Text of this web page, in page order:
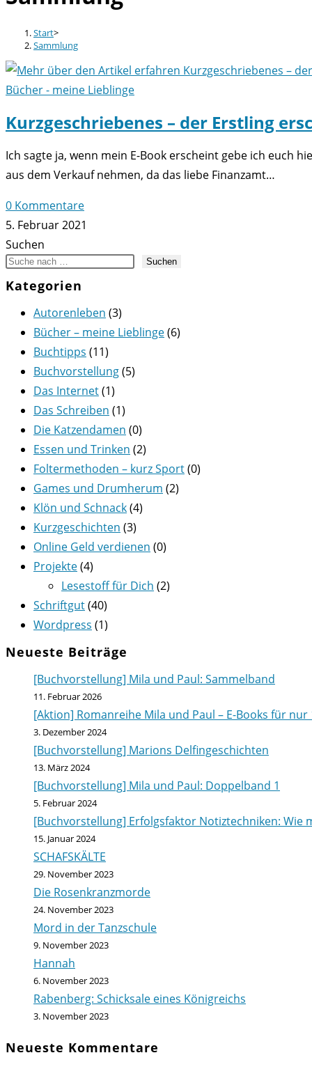
Start>
Sammlung
Bücher - meine Lieblinge
Kurzgeschriebenes – der Erstling
Ich sagte ja, wenn mein E-Book erscheint gebe ich euch
aus dem Verkauf nehmen, da das liebe Finanzamt…
0 Kommentare
5. Februar 2021
Suchen
Suchen
Kategorien
Autorenleben (3)
Bücher – meine Lieblinge(6)
Buchtipps (11)
Buchvorstellung(5)
Das Internet(1)
Das Schreiben (1)
Die Katzendamen (0)
Essen und Trinken (2)
Foltermethoden – kurz Sport(0)
Games und Drumherum (2)
Klön und Schnack(4)
Kurzgeschichten (3)
Online Geld verdienen (0)
Projekte(4)
Lesestoff für Dich (2)
Schriftgut(40)
Wordpress (1)
Neueste Beiträge
[Buchvorstellung] Mila und Paul: Sammelband
11. Februar 2026
[Aktion] Romanreihe Mila und Paul – E-Books für nur
3. Dezember 2024
[Buchvorstellung] Marions Delfingeschichten
13. März 2024
[Buchvorstellung] Mila und Paul: Doppelband 1
5. Februar 2024
[Buchvorstellung] Erfolgsfaktor Notiztechniken:
15. Januar 2024
SCHAFSKÄLTE
29. November 2023
Die Rosenkranzmorde
24. November 2023
Mord in der Tanzschule
9. November 2023
Hannah
6. November 2023
Rabenberg: Schicksale eines Königreichs
3. November 2023
Neueste Kommentare